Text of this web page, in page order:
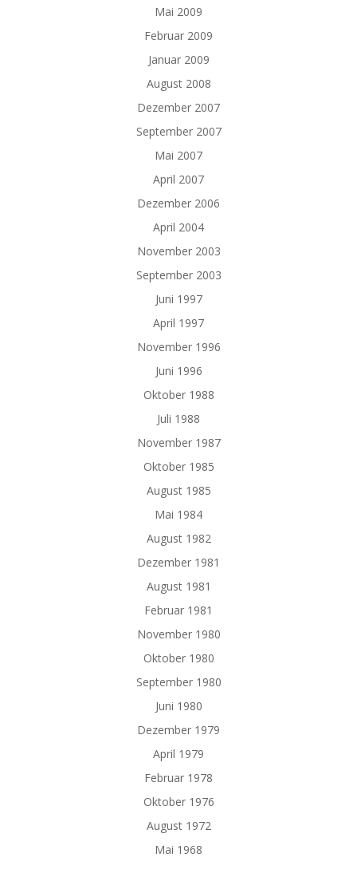
Mai 2009
Februar 2009
Januar 2009
August 2008
Dezember 2007
September 2007
Mai 2007
April 2007
Dezember 2006
April 2004
November 2003
September 2003
Juni 1997
April 1997
November 1996
Juni 1996
Oktober 1988
Juli 1988
November 1987
Oktober 1985
August 1985
Mai 1984
August 1982
Dezember 1981
August 1981
Februar 1981
November 1980
Oktober 1980
September 1980
Juni 1980
Dezember 1979
April 1979
Februar 1978
Oktober 1976
August 1972
Mai 1968